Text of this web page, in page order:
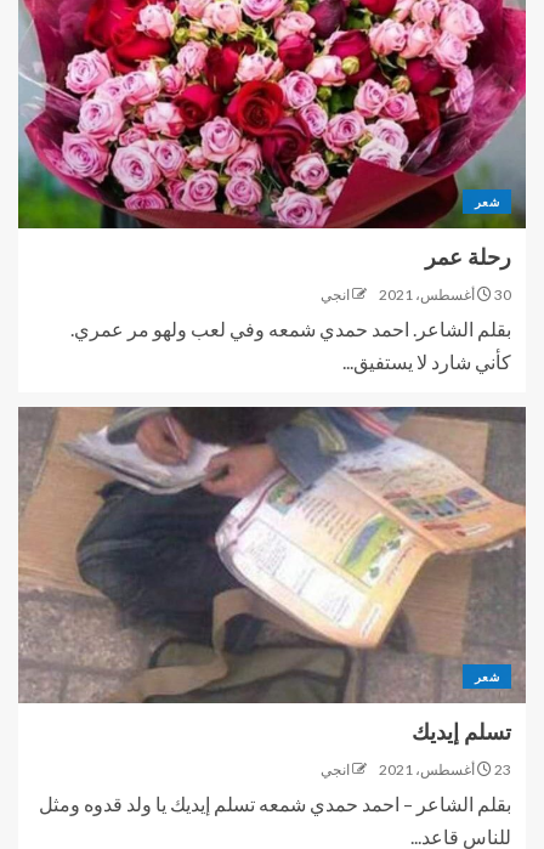
شعر
رحلة عمر
30 أغسطس، 2021 انجي
بقلم الشاعر. احمد حمدي شمعه وفي لعب ولهو مر عمري.
كأني شارد لا يستفيق...
شعر
تسلم إيديك
23 أغسطس، 2021 انجي
بقلم الشاعر – احمد حمدي شمعه تسلم إيديك يا ولد قدوه ومثل
للناس قاعد...